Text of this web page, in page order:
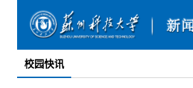
校园快讯